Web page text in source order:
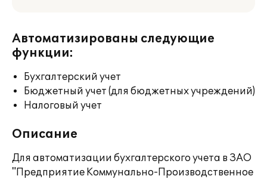
Автоматизированы следующие
функции:
Бухгалтерский учет
Бюджетный учет (для бюджетных учреждений)
Налоговый учет
Описание
Для автоматизации бухгалтерского учета в ЗАО
"Предприятие Коммунально-Производственное